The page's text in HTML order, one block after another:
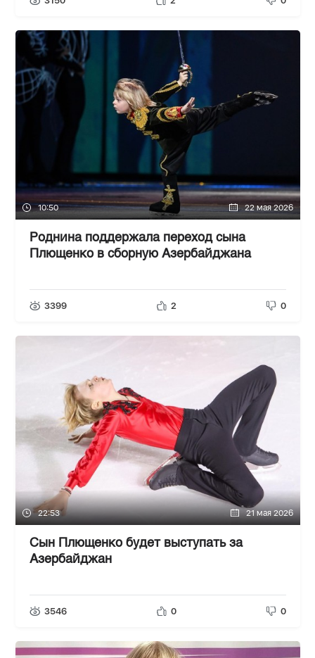
10:50 22 мая 2026
Роднина поддержала переход сына
Плющенко в сборную Азербайджана
3399 2 0
22:53 21 мая 2026
Сын Плющенко будет выступать за
Азербайджан
3546 0 0